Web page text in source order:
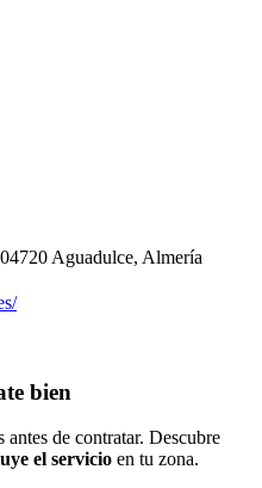
Aguadulce, Almería
bien
de contratar. Descubre
el servicio en tu zona.